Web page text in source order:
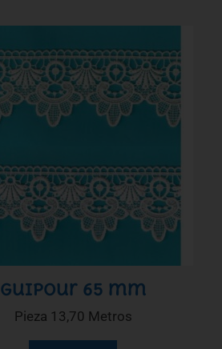
Guipour 65 mm
Pieza 13,70 Metros